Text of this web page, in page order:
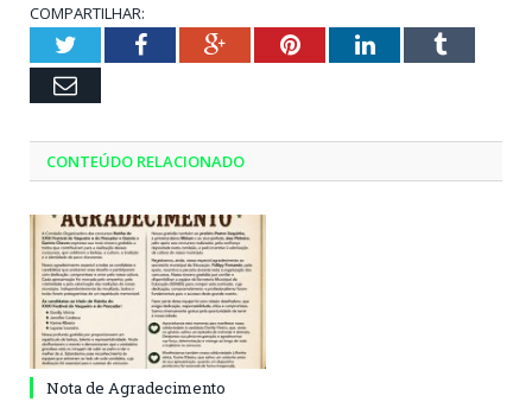
COMPARTILHAR:
TwitterFacebookGoogle+PinterestLinkedInTumblr
Email
CONTEÚDO RELACIONADO
Nota de Agradecimento